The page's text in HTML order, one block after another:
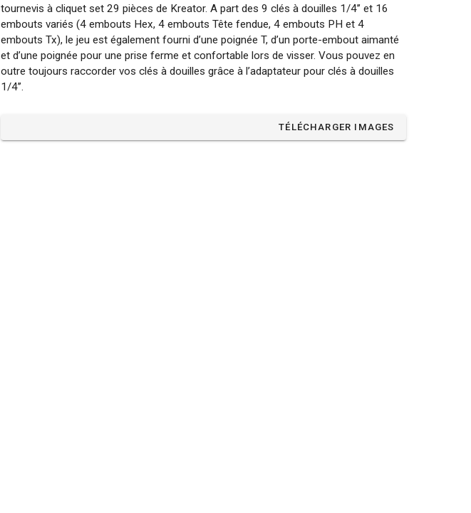
tournevis à cliquet set 29 pièces de Kreator. A part des 9 clés à douilles 1/4’’ et 16
embouts variés (4 embouts Hex, 4 embouts Tête fendue, 4 embouts PH et 4
embouts Tx), le jeu est également fourni d’une poignée T, d’un porte-embout aimanté
et d’une poignée pour une prise ferme et confortable lors de visser. Vous pouvez en
outre toujours raccorder vos clés à douilles grâce à l’adaptateur pour clés à douilles
1/4’’.
TÉLÉCHARGER IMAGES